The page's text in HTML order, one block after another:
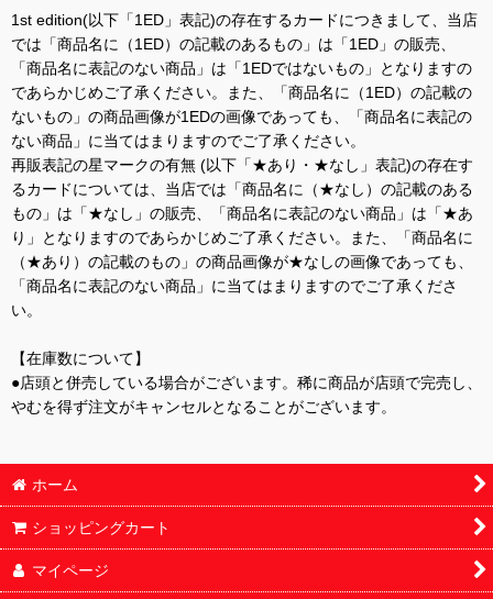
1st edition(以下「1ED」表記)の存在するカードにつきまして、当店
では「商品名に（1ED）の記載のあるもの」は「1ED」の販売、
「商品名に表記のない商品」は「1EDではないもの」となりますの
であらかじめご了承ください。また、「商品名に（1ED）の記載の
ないもの」の商品画像が1EDの画像であっても、「商品名に表記の
ない商品」に当てはまりますのでご了承ください。
再販表記の星マークの有無 (以下「★あり・★なし」表記)の存在す
るカードについては、当店では「商品名に（★なし）の記載のある
もの」は「★なし」の販売、「商品名に表記のない商品」は「★あ
り」となりますのであらかじめご了承ください。また、「商品名に
（★あり）の記載のもの」の商品画像が★なしの画像であっても、
「商品名に表記のない商品」に当てはまりますのでご了承くださ
い。
【在庫数について】
●店頭と併売している場合がございます。稀に商品が店頭で完売し、
やむを得ず注文がキャンセルとなることがございます。
ホーム
ショッピングカート
マイページ